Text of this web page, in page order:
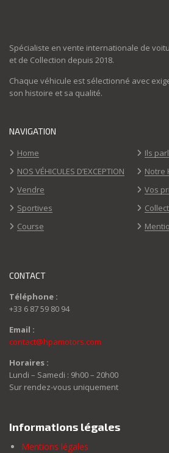
Spécialiste en vente internationale de
et de Collection depuis 2018.
Chaque véhicule est sélectionné avec
son histoire et sa qualité.
NAVIGATION
Home
Ils
NOS VÉHICULES D’EXCEPTION
Notre
Vendre
Vos
Sportives
Course
CONTACT
Téléphone :
+33 6 87 59 80 94
Email :
contact@hpamotors.com
Horaires :
Lundi – Samedi : 9h00 – 20h00
Sur rendez-vous uniquement
Informations légales
Mentions légales